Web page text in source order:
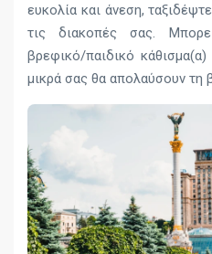
ευκολία και άνεση,
τις διακοπές σας.
βρεφικό/παιδικό
μικρά σας θα απολαύσουν τη